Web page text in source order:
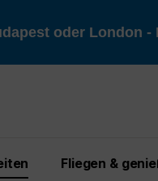
oder London
Fliegen &